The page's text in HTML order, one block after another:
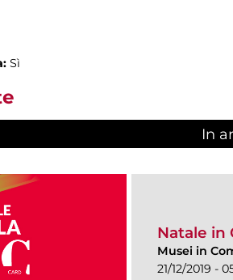
Sì
In
Natale in
Musei in
21/12/2019 -